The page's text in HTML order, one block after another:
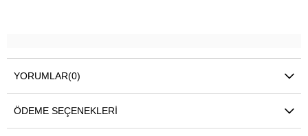
YORUMLAR(0)
ÖDEME SEÇENEKLERI